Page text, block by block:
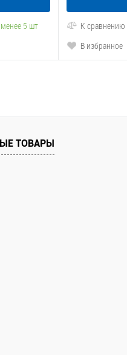
менее 5 шт
К сравнению
В избранное
ТОВАРЫ